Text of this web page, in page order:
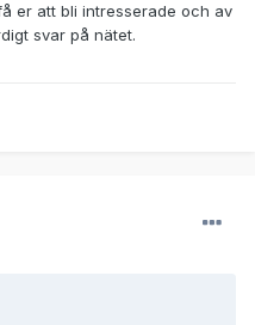
er att bli intresserade och av
svar på nätet.